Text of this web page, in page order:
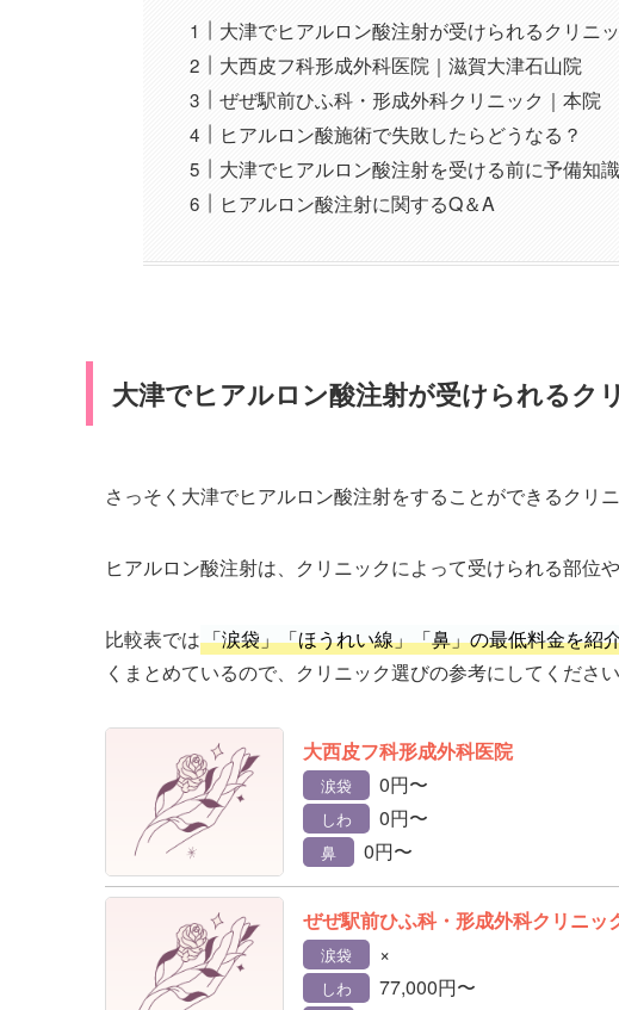
大津でヒアルロン酸注射が受けられるクリニ
大西皮フ科形成外科医院｜滋賀大津石山院
ぜぜ駅前ひふ科・形成外科クリニック｜本院
ヒアルロン酸施術で失敗したらどうなる？
大津でヒアルロン酸注射を受ける前に予備知
ヒアルロン酸注射に関するQ＆A
大津でヒアルロン酸注射が受けられるク
さっそく大津でヒアルロン酸注射をすることができるクリ
ヒアルロン酸注射は、クリニックによって受けられる部位
比較表では「涙袋」「ほうれい線」「鼻」の最低料金を紹
くまとめているので、クリニック選びの参考にしてください
大西皮フ科形成外科医院
涙袋 0円〜
しわ 0円〜
鼻 0円〜
ぜぜ駅前ひふ科・形成外科クリニッ
涙袋 ×
しわ 77,000円〜